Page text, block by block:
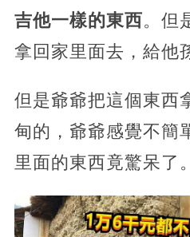
吉他一樣的東西。但
拿回家里面去，給他
但是爺爺把這個東西
甸的，爺爺感覺不簡
里面的東西竟驚呆了。